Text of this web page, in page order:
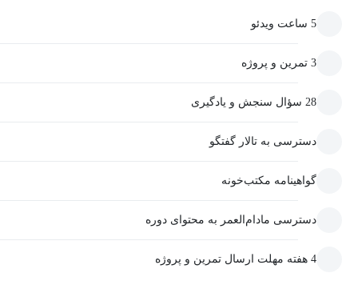
5 ساعت ویدئو
3 تمرین و پروژه
28 سؤال سنجش و یادگیری
دسترسی به تالار گفتگو
گواهینامه مکتب‌خونه
دسترسی مادام‌العمر به محتوای دوره
4 هفته مهلت ارسال تمرین و پروژه